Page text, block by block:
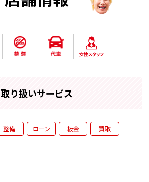
取り扱いサービス
整備 ローン 板金
買取